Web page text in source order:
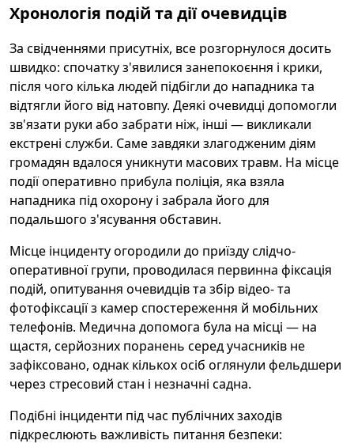
Хронологія подій та дії очевидців
За свідченнями присутніх, все розгорнулося досить
швидко: спочатку з'явилися занепокоєння і крики,
після чого кілька людей підбігли до нападника та
відтягли його від натовпу. Деякі очевидці допомогли
зв'язати руки або забрати ніж, інші — викликали
екстрені служби. Саме завдяки злагодженим діям
громадян вдалося уникнути масових травм. На місце
події оперативно прибула поліція, яка взяла
нападника під охорону і забрала його для
подальшого з'ясування обставин.
Місце інциденту огородили до приїзду слідчо-
оперативної групи, проводилася первинна фіксація
подій, опитування очевидців та збір відео- та
фотофіксації з камер спостереження й мобільних
телефонів. Медична допомога була на місці — на
щастя, серйозних поранень серед учасників не
зафіксовано, однак кількох осіб оглянули фельдшери
через стресовий стан і незначні садна.
Подібні інциденти під час публічних заходів
підкреслюють важливість питання безпеки: